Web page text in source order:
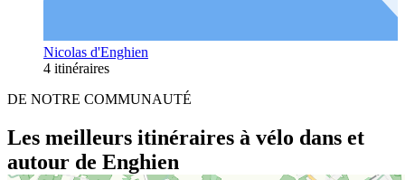
Nicolas d'Enghien
4 itinéraires
DE NOTRE COMMUNAUTÉ
Les meilleurs itinéraires à vélo dans et
autour de Enghien